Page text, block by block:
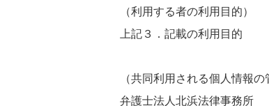
（利用する者の利用目的）
上記３．記載の利用目的
（共同利用される個人情報
弁護士法人北浜法律事務所